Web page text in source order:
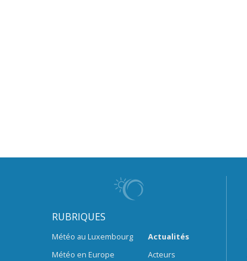
RUBRIQUES
Météo au Luxembourg
Météo en Europe
Actualités
Acteurs